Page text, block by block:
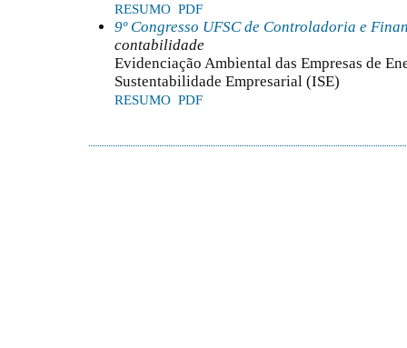
RESUMO PDF
9º Congresso UFSC de Controladoria e
contabilidade
Evidenciação Ambiental das Empresas de
Sustentabilidade Empresarial (ISE)
RESUMO PDF